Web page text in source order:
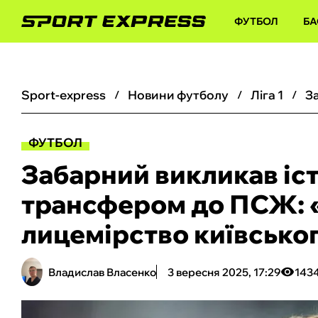
ФУТБОЛ
sport-express новини футболу ліга 1
ФУТБОЛ
Забарний викликав
трансфером до ПСЖ:
лицемірство
Владислав Власенко 3 вересня 2025, 17:29